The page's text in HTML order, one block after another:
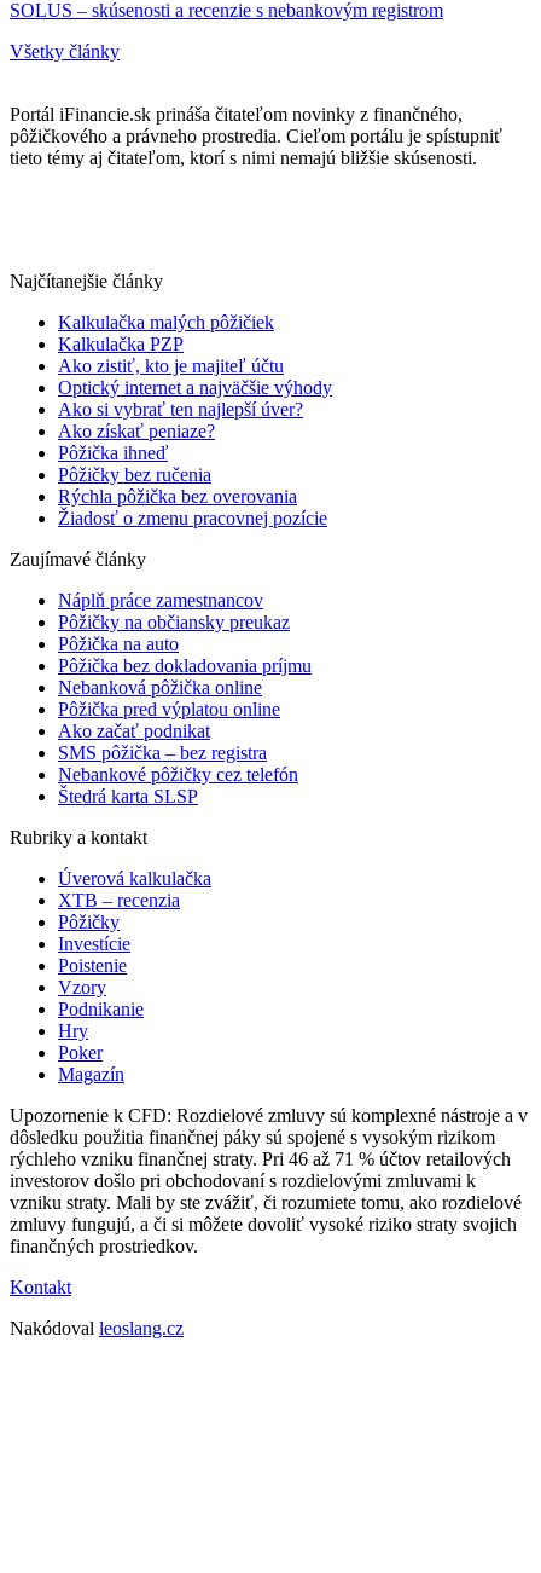
SOLUS – skúsenosti a recenzie s nebankovým registrom
Všetky články
Portál iFinancie.sk prináša čitateľom novinky z finančného,
pôžičkového a právneho prostredia. Cieľom portálu je spístupniť
tieto témy aj čitateľom, ktorí s nimi nemajú bližšie skúsenosti.
Najčítanejšie články
Kalkulačka malých pôžičiek
Kalkulačka PZP
Ako zistiť, kto je majiteľ účtu
Optický internet a najväčšie výhody
Ako si vybrať ten najlepší úver?
Ako získať peniaze?
Pôžička ihneď
Pôžičky bez ručenia
Rýchla pôžička bez overovania
Žiadosť o zmenu pracovnej pozície
Zaujímavé články
Náplň práce zamestnancov
Pôžičky na občiansky preukaz
Pôžička na auto
Pôžička bez dokladovania príjmu
Nebanková pôžička online
Pôžička pred výplatou online
Ako začať podnikat
SMS pôžička – bez registra
Nebankové pôžičky cez telefón
Štedrá karta SLSP
Rubriky a kontakt
Úverová kalkulačka
XTB – recenzia
Pôžičky
Investície
Poistenie
Vzory
Podnikanie
Hry
Poker
Magazín
Upozornenie k CFD: Rozdielové zmluvy sú komplexné nástroje a v
dôsledku použitia finančnej páky sú spojené s vysokým rizikom
rýchleho vzniku finančnej straty. Pri 46 až 71 % účtov retailových
investorov došlo pri obchodovaní s rozdielovými zmluvami k
vzniku straty. Mali by ste zvážiť, či rozumiete tomu, ako rozdielové
zmluvy fungujú, a či si môžete dovoliť vysoké riziko straty svojich
finančných prostriedkov.
Kontakt
Nakódoval leoslang.cz